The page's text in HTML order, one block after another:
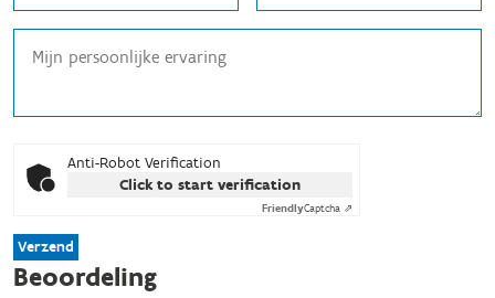
Anti-Robot Verification
Click to start verification
FriendlyCaptcha ⇗
Verzend
Beoordeling